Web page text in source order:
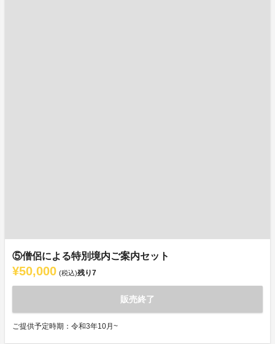
⑤僧侶による特別境内ご案内セット
¥50,000 (税込)残り7
販売終了
ご提供予定時期：令和3年10月~